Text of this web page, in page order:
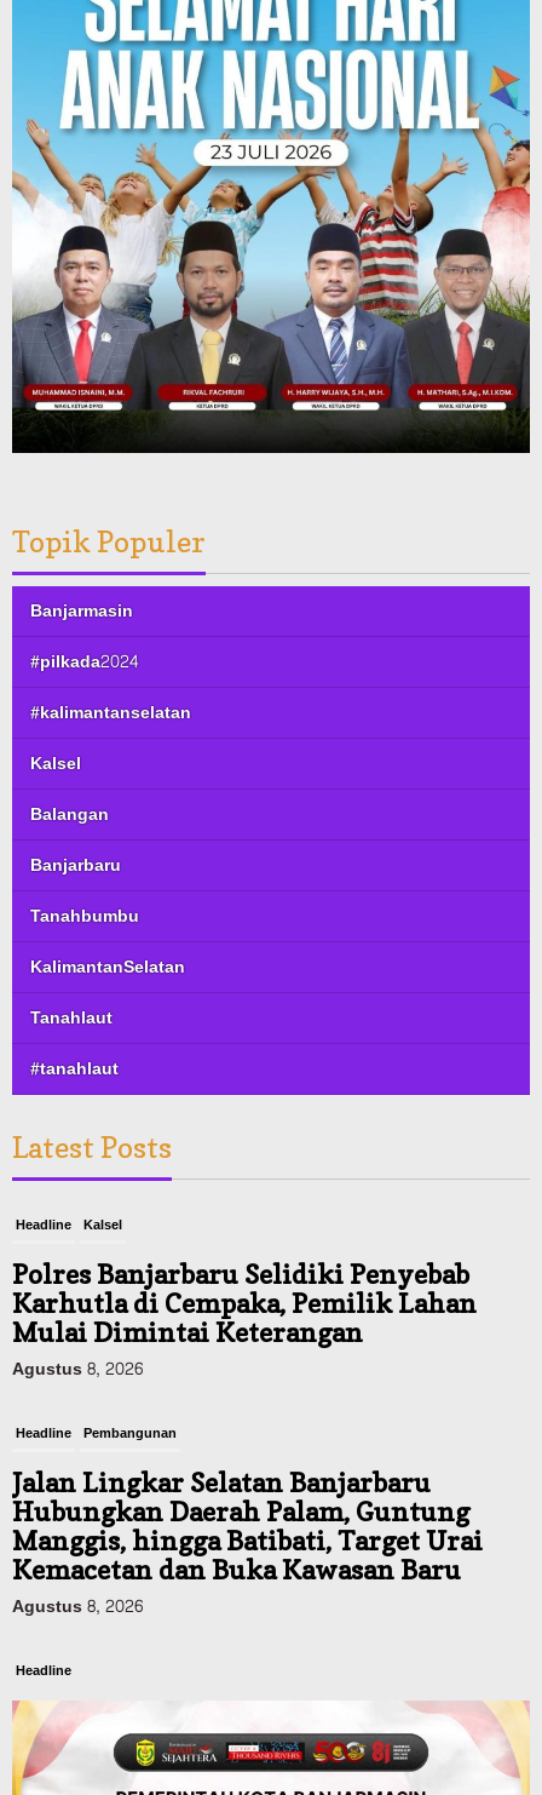
Topik Populer
Banjarmasin
#pilkada2024
#kalimantanselatan
Kalsel
Balangan
Banjarbaru
Tanahbumbu
KalimantanSelatan
Tanahlaut
#tanahlaut
Latest Posts
Headline Kalsel
Polres Banjarbaru Selidiki Penyebab
Karhutla di Cempaka, Pemilik Lahan
Mulai Dimintai Keterangan
Agustus 8, 2026
Headline Pembangunan
Jalan Lingkar Selatan Banjarbaru
Hubungkan Daerah Palam, Guntung
Manggis, hingga Batibati, Target Urai
Kemacetan dan Buka Kawasan Baru
Agustus 8, 2026
Headline
Panaskan Kembali Arena Panjat Tebing,
FPTI Banjarmasin Siapkan Sirkuit se-
Kalsel